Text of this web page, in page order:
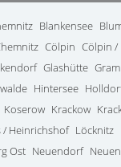
Blankensee
Cölpin Cölpin /
Glashütte
Hintersee
Koserow Krackow
/ Heinrichshof Löcknitz
Ost Neuendorf